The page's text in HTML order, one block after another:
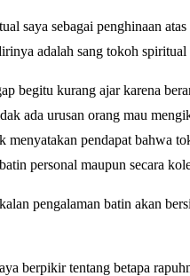
saya sebagai penghinaan
adalah sang tokoh
begitu kurang ajar karena
ada urusan orang mau
menyatakan pendapat bahwa
personal maupun secara
pengalaman batin akan
berpikir tentang betapa